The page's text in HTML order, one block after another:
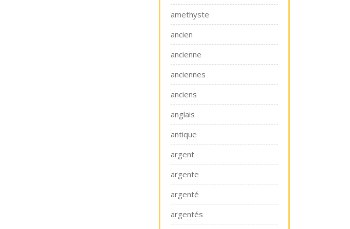
amethyste
ancien
ancienne
anciennes
anciens
anglais
antique
argent
argente
argenté
argentés